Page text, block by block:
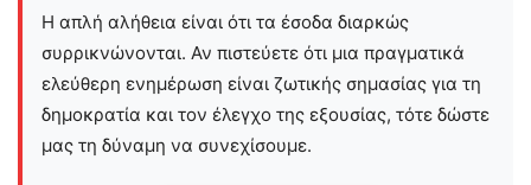
Η απλή αλήθεια είναι ότι τα έσοδα διαρκώς
συρρικνώνονται. Αν πιστεύετε ότι μια πραγματικά
ελεύθερη ενημέρωση είναι ζωτικής σημασίας για τη
δημοκρατία και τον έλεγχο της εξουσίας, τότε δώστε
μας τη δύναμη να συνεχίσουμε.